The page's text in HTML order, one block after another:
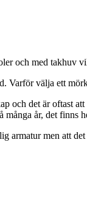
och med takhuv
Varför välja ett
och det är oftast
år, det finns
armatur men att